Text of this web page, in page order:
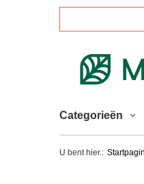
Categorieën
U bent hier.: